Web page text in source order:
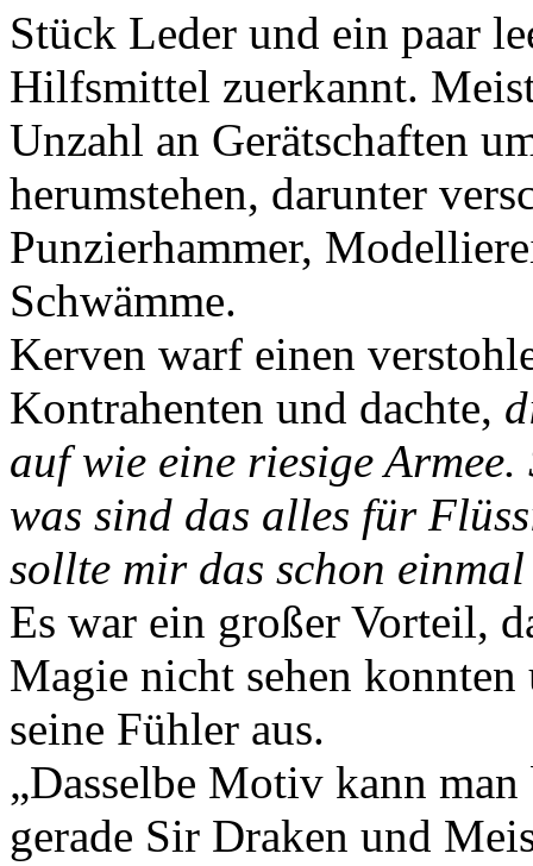
Stück Leder und ein paar
Hilfsmittel zuerkannt.
Unzahl an Gerätschaften
herumstehen, darunter
Punzierhammer,
Schwämme.
Kerven warf einen
Kontrahenten und dachte,
auf wie eine riesige
was sind das alles für
sollte mir das schon einmal
Es war ein großer Vorteil,
Magie nicht sehen
seine Fühler aus.
„Dasselbe Motiv kann
gerade Sir Draken und